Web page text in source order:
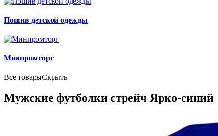
Пошив детской одежды
Минпромторг
Все товарыСкрыть
Мужские футболки стрейч Ярко-синий